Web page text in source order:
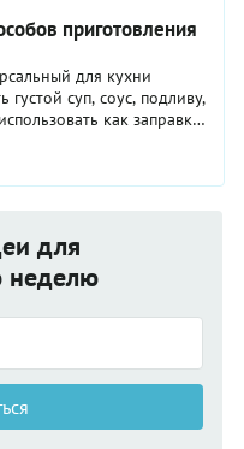
приготовления
для кухни
суп, соус, подливу,
как заправку
Расскажем,
и поделимся
для
неделю